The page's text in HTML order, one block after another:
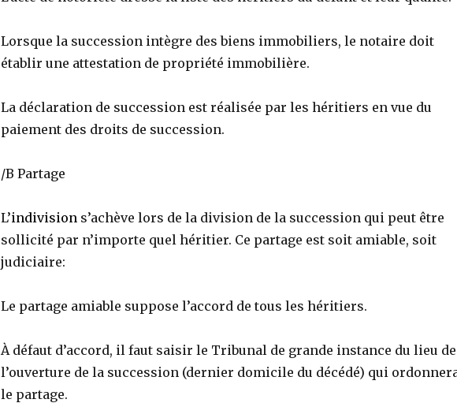
Lorsque la succession intègre des biens immobiliers, le notaire doit
établir une attestation de propriété immobilière.
La déclaration de succession est réalisée par les héritiers en vue du
paiement des droits de succession.
/B Partage
L’indivision s’achève lors de la division de la succession qui peut être
sollicité par n’importe quel héritier. Ce partage est soit amiable, soit
judiciaire:
Le partage amiable suppose l’accord de tous les héritiers.
À défaut d’accord, il faut saisir le Tribunal de grande instance du lieu de
l’ouverture de la succession (dernier domicile du décédé) qui
le partage.